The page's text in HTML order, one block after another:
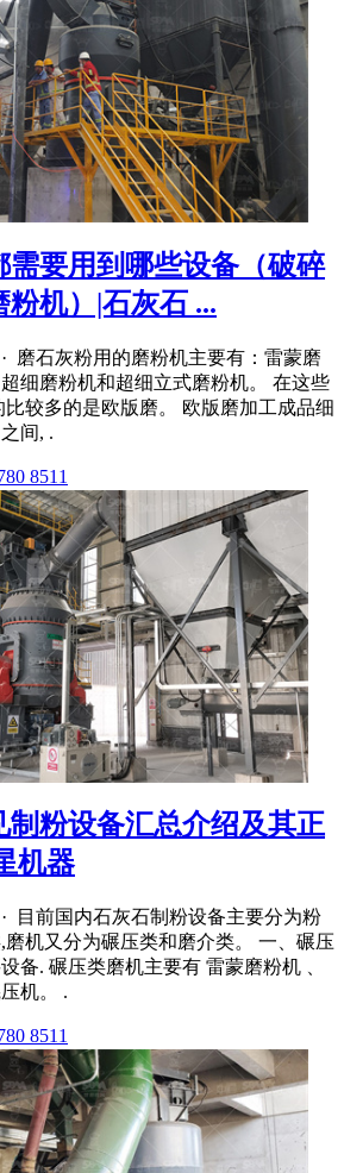
需要用到哪些设备（破碎
机）|石灰石 ...
磨石灰粉用的磨粉机主要有：雷蒙磨
细磨粉机和超细立式磨粉机。 在这些
比较多的是欧版磨。 欧版磨加工成品细
间, .
8511
制粉设备汇总介绍及其正
机器
目前国内石灰石制粉设备主要分为粉
机又分为碾压类和磨介类。 一、碾压
备. 碾压类磨机主要有 雷蒙磨粉机 、
机。 .
8511